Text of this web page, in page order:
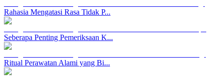
Rahasia Mengatasi Rasa Tidak P...
Seberapa Penting Pemeriksaan K...
Ritual Perawatan Alami yang Bi...